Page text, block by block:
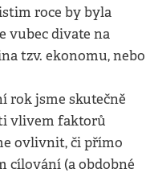
roce by byla
vubec divate na
tzv. ekonomu, nebo
rok jsme skutečně
vlivem faktorů
ovlivnit, či přímo
cílování (a obdobné